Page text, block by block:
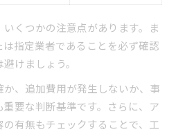
くつかの注意点があります。ま
指定業者であることを必ず確認
けましょう。
、追加費用が発生しないか、事
要な判断基準です。さらに、ア
有無もチェックすることで、工